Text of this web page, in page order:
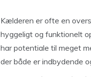
Kælderen er ofte en
hyggeligt og funktionelt
har potentiale til meget
der både er indbydende